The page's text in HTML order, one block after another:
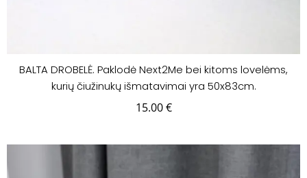
BALTA DROBELĖ. Paklodė Next2Me bei kitoms lovelėms,
kurių čiužinukų išmatavimai yra 50x83cm.
15.00€